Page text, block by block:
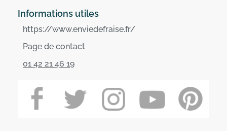
Informations utiles
https://www.enviedefraise.fr/
Page de contact
01 42 21 46 19